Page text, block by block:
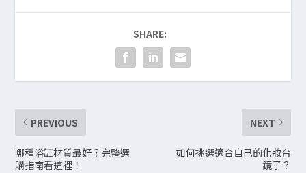
SHARE:
PREVIOUS
哪種浴缸材質最好？完整選
購指南看這裡！
NEXT
如何挑選適合自己的化妝台
鏡子？